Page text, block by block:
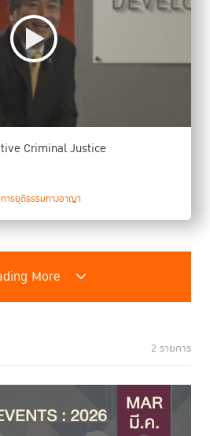
Criminal Justice
ารยุติธรรมทางอาญา
More
2 รายการ